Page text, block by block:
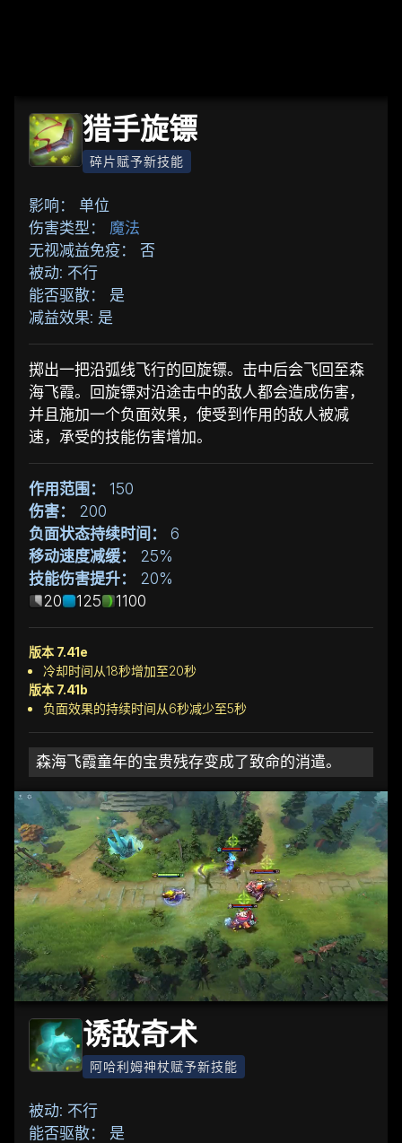
猎手旋镖
碎片赋予新技能
影响： 单位
伤害类型： 魔法
无视减益免疫： 否
被动: 不行
能否驱散： 是
减益效果: 是
掷出一把沿弧线飞行的回旋镖。击中后会飞回至森
海飞霞。回旋镖对沿途击中的敌人都会造成伤害，
并且施加一个负面效果，使受到作用的敌人被减
速，承受的技能伤害增加。
作用范围：
150
伤害：
200
负面状态持续时间：
6
移动速度减缓：
25%
技能伤害提升：
20%
20
125 1100
版本 7.41e
冷却时间从18秒增加至20秒
版本 7.41b
负面效果的持续时间从6秒减少至5秒
森海飞霞童年的宝贵残存变成了致命的消遣。
诱敌奇术
阿哈利姆神杖赋予新技能
被动: 不行
能否驱散： 是